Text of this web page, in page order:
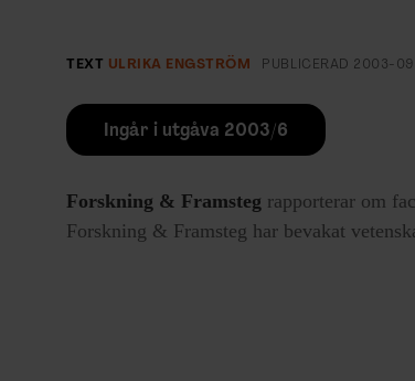
TEXT ULRIKA ENGSTRÖM PUBLICERAD 2003-
Ingår i utgåva 2003/6
Forskning & Framsteg rapporterar om
Forskning & Framsteg har bevakat